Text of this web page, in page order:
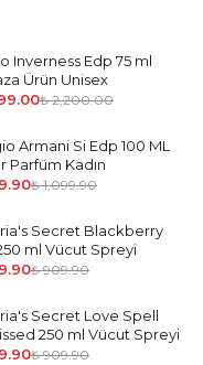
%Inverness Edp 75 ml
Ürün Unisex
₺ 2,200.00
%Armani Si Edp 100 ML
Parfüm Kadın
₺ 1,099.90
%
Secret Blackberry
ml Vücut Spreyi
₺ 909.90
%
Secret Love Spell
250 ml Vücut Spreyi
₺ 909.90